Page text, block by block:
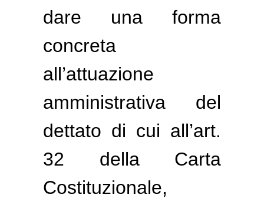
dare una forma
concreta
all’attuazione
amministrativa del
dettato di cui all’art.
32 della Carta
Costituzionale,